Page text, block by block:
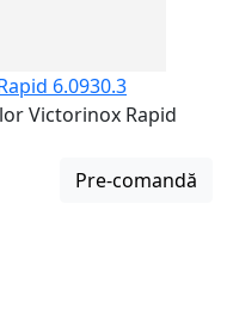
6.0930.3
Victorinox Rapid
Pre-comandă